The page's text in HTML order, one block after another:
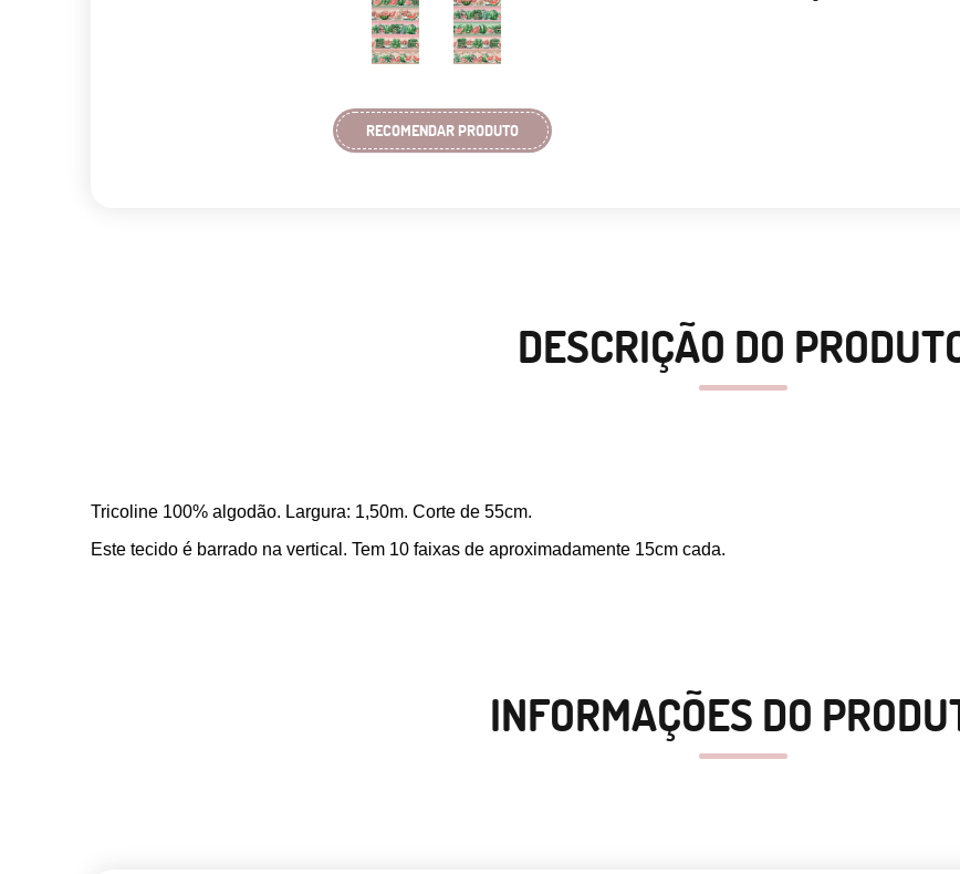
RECOMENDAR PRODUTO
DESCRIÇÃO DO
Tricoline 100% algodão. Largura: 1,50m. Corte de 55cm.
Este tecido é barrado na vertical. Tem 10 faixas de aproximadamente 15cm cada.
INFORMAÇÕES DO